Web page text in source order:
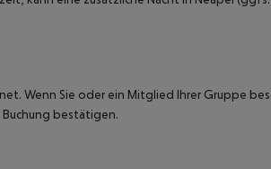
Wenn Sie oder ein Mitglied Ihrer Gruppe
Buchung bestätigen.